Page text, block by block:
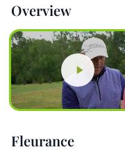
Overview
Fleurance